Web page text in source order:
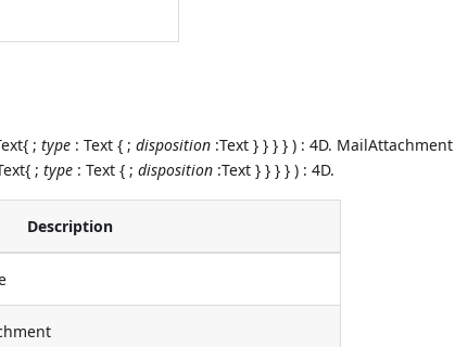
;type : Text { ;disposition :Text } } } } ) : 4D. MailAttachment
;type : Text { ;disposition :Text } } } } ) : 4D.
Description